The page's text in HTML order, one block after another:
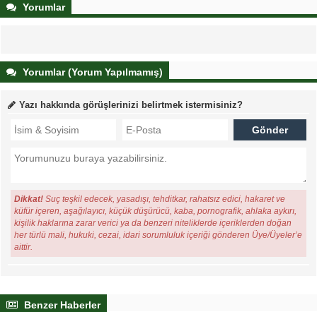
Yorumlar
Yorumlar (Yorum Yapılmamış)
Yazı hakkında görüşlerinizi belirtmek istermisiniz?
Dikkat! Suç teşkil edecek, yasadışı, tehditkar, rahatsız edici, hakaret ve
küfür içeren, aşağılayıcı, küçük düşürücü, kaba, pornografik, ahlaka aykırı,
kişilik haklarına zarar verici ya da benzeri niteliklerde içeriklerden doğan
her türlü mali, hukuki, cezai, idari sorumluluk içeriği gönderen Üye/Üyeler’e
aittir.
Benzer Haberler